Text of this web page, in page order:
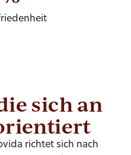
sich an
richtet sich nach